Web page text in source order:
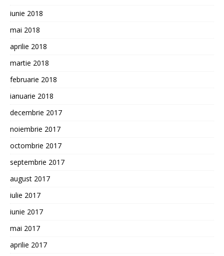
iunie 2018
mai 2018
aprilie 2018
martie 2018
februarie 2018
ianuarie 2018
decembrie 2017
noiembrie 2017
octombrie 2017
septembrie 2017
august 2017
iulie 2017
iunie 2017
mai 2017
aprilie 2017